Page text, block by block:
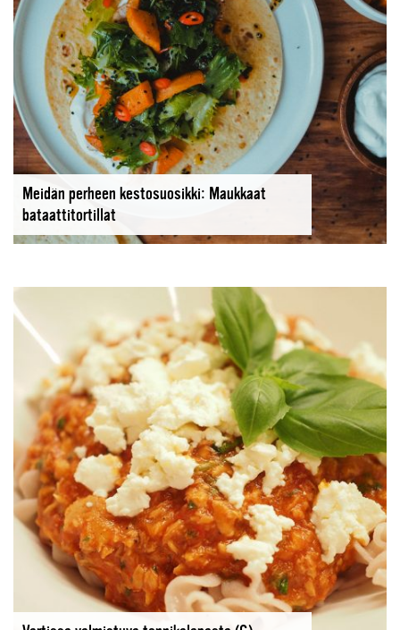
Meidän perheen kestosuosikki: Maukkaat
bataattitortillat